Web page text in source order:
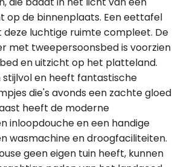
op de binnenplaats. Een eettafel
luchtige ruimte compleet. De
met tweepersoonsbed is voorzien
en uitzicht op het platteland.
stijlvol en heeft fantastische
die's avonds een zachte gloed
heeft de moderne
inloopdouche en een handige
wasmachine en droogfaciliteiten.
geen eigen tuin heeft, kunnen